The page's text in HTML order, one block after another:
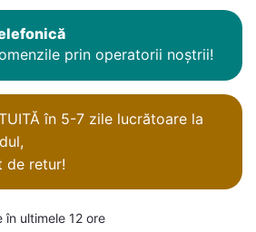
prin operatorii noștrii!
în 5-7 zile lucrătoare la
de retur!
ultimele 12 ore